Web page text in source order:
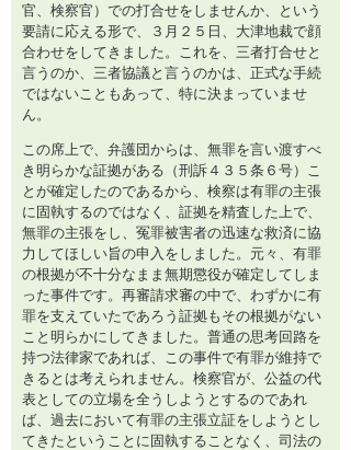
官、検察官）での打合せをしませんか、という
要請に応える形で、３月２５日、大津地裁で顔
合わせをしてきました。これを、三者打合せと
言うのか、三者協議と言うのかは、正式な手続
ではないこともあって、特に決まっていませ
ん。
この席上で、弁護団からは、無罪を言い渡すべ
き明らかな証拠がある（刑訴４３５条６号）こ
とが確定したのであるから、検察は有罪の主張
に固執するのではなく、証拠を精査した上で、
無罪の主張をし、冤罪被害者の迅速な救済に協
力してほしい旨の申入をしました。元々、有罪
の根拠が不十分なまま無期懲役が確定してしま
った事件です。再審請求審の中で、わずかに有
罪を支えていたであろう証拠もその根拠がない
こと明らかにしてきました。普通の思考回路を
持つ法律家であれば、この事件で有罪が維持で
きるとは考えられません。検察官が、公益の代
表としての立場を全うしようとするのであれ
ば、過去において有罪の主張立証をしようとし
てきたということに固執することなく、司法の